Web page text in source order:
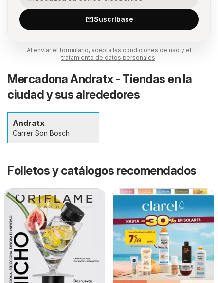
Suscríbase
Al enviar el formulario, acepta las condiciones de uso y el
tratamiento de datos personales.
Mercadona Andratx - Tiendas en la
ciudad y sus alrededores
Andratx
Carrer Son Bosch
Folletos y catálogos recomendados